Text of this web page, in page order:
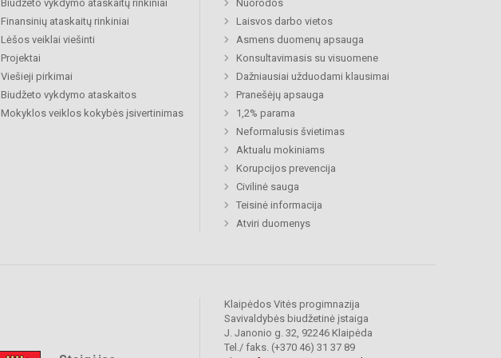
Biudžeto vykdymo ataskaitų rinkiniai
Finansinių ataskaitų rinkiniai
Lėšos veiklai viešinti
Projektai
Viešieji pirkimai
Biudžeto vykdymo ataskaitos
Mokyklos veiklos kokybės įsivertinimas
Nuorodos
Laisvos darbo vietos
Asmens duomenų apsauga
Konsultavimasis su visuomene
Dažniausiai užduodami klausimai
Pranešėjų apsauga
1,2% parama
Neformalusis švietimas
Aktualu mokiniams
Korupcijos prevencija
Civilinė sauga
Teisinė informacija
Atviri duomenys
Klaipėdos Vitės progimnazija
Savivaldybės biudžetinė įstaiga
J. Janonio g. 32, 92246 Klaipėda
Tel./ faks. (+370 46) 31 37 89